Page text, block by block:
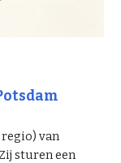
van
sturen een